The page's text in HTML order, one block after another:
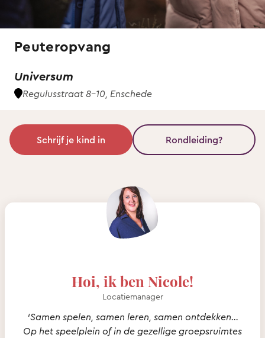
Peuteropvang
Universum
Regulusstraat 8-10, Enschede
Schrijf je kind in Rondleiding?
Hoi, ik ben Nicole!
Locatiemanager
‘Samen spelen, samen leren, samen ontdekken…
Op het speelplein of in de gezellige groepsruimtes